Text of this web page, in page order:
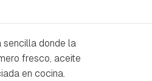
sencilla donde la
fresco, aceite
en cocina.